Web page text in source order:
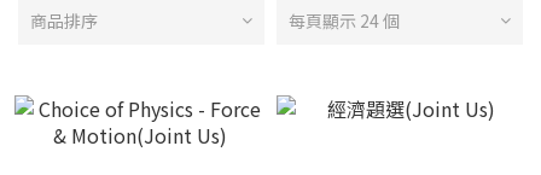
商品排序 每頁顯示 24 個